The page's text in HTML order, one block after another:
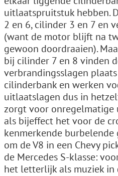
uitlaatspruitstuk hebben.
2 en 6, cilinder 3 en 7 en
(want de motor blijft na
gewoon doordraaien).
bij cilinder 7 en 8 vinden
verbrandingsslagen
cilinderbank en werken
uitlaatslagen dus in
zorgt voor onregelmatige
als bijeffect het voor de
kenmerkende
om de V8 in een Chevy
de Mercedes S-klasse:
het letterlijk als muziek in